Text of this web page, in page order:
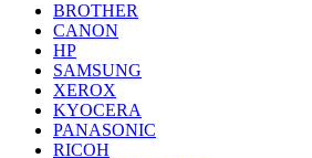
BROTHER
CANON
HP
SAMSUNG
XEROX
KYOCERA
PANASONIC
RICOH